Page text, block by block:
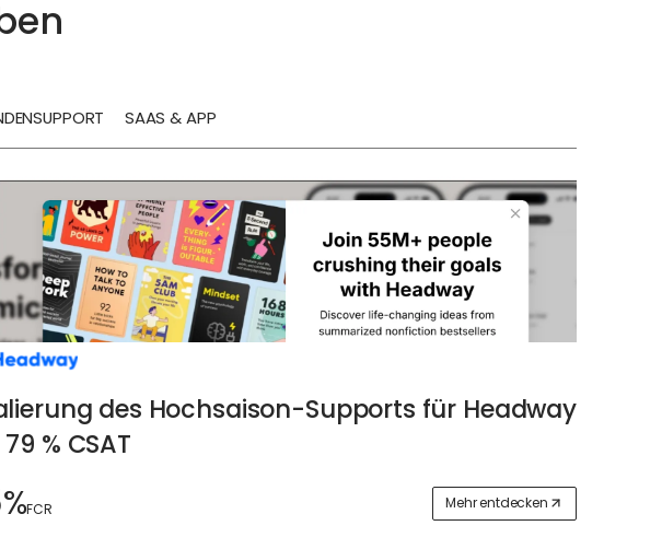
SAAS & APP
des Hochsaison-Supports für Headway
% CSAT
FCR Mehr entdecken